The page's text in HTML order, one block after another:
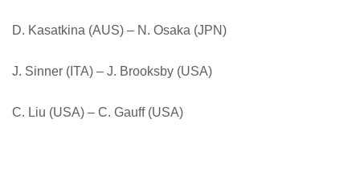
D. Kasatkina (AUS) – N. Osaka (JPN)
J. Sinner (ITA) – J. Brooksby (USA)
C. Liu (USA) – C. Gauff (USA)